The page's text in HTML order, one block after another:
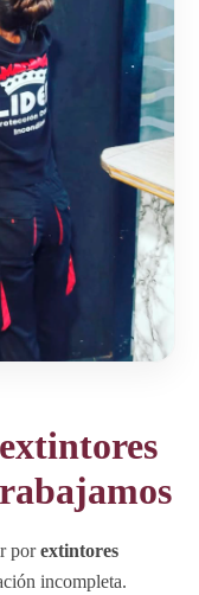
porextintores
incompleta.